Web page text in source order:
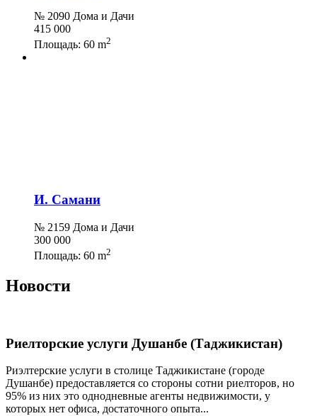
№ 2090 Дома и Дачи
415 000
Площадь: 60 m2
И. Самани
№ 2159 Дома и Дачи
300 000
Площадь: 60 m2
Новости
Риелторские услуги Душанбе (Таджикистан)
Риэлтерские услуги в столице Таджикистане (городе
Душанбе) предоставляется со стороны сотни риелторов, но
95% из них это однодневные агенты недвижимости, у
которых нет офиса, достаточного опыта...